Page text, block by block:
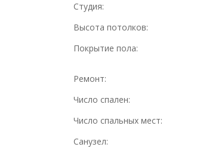
Студия:
Высота потолков:
Покрытие пола:
Ремонт:
Число спален:
Число спальных мест:
Санузел: